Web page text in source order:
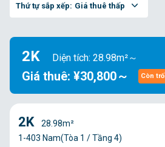
Thứ tự sắp xếp: Giá thuê thấp
2K Diện tích: 28.98m²～
Giá thuê: ¥30,800～ Còn
2K
28.98m²
1-403 Nam(Tòa 1 / Tầng 4)